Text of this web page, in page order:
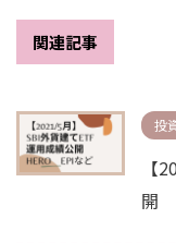
関連記事
投
【
開